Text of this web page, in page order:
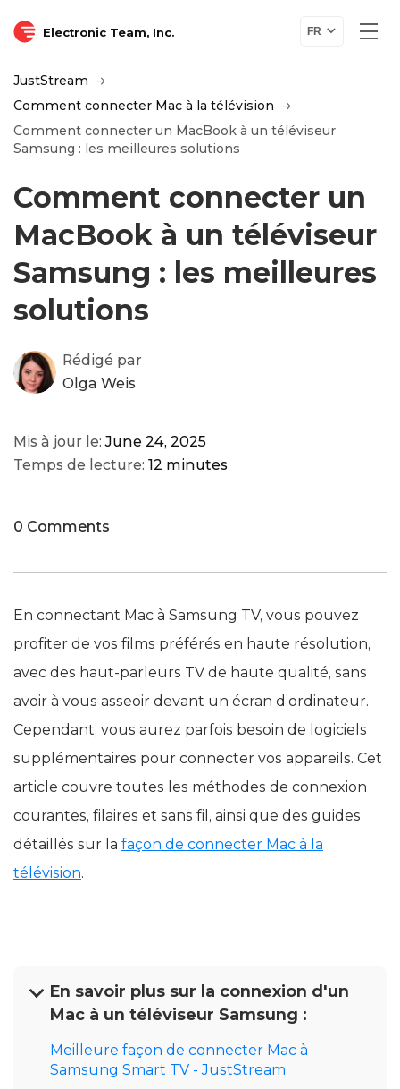
Electronic Team, Inc. FR
JustStream
Comment connecter Mac à la télévision
Comment connecter un MacBook à un téléviseur
Samsung : les meilleures solutions
Comment connecter un
MacBook à un téléviseur
Samsung : les meilleures
solutions
Rédigé par
Olga Weis
Mis à jour le:June 24, 2025
Temps de lecture: 12 minutes
0 Comments
En connectant Mac à Samsung TV, vous pouvez
profiter de vos films préférés en haute résolution,
avec des haut-parleurs TV de haute qualité, sans
avoir à vous asseoir devant un écran d’ordinateur.
Cependant, vous aurez parfois besoin de logiciels
supplémentaires pour connecter vos appareils. Cet
article couvre toutes les méthodes de connexion
courantes, filaires et sans fil, ainsi que des guides
détaillés sur la façon de connecter Mac à la
télévision.
En savoir plus sur la connexion d'un
Mac à un téléviseur Samsung :
Meilleure façon de connecter Mac à
Samsung Smart TV - JustStream